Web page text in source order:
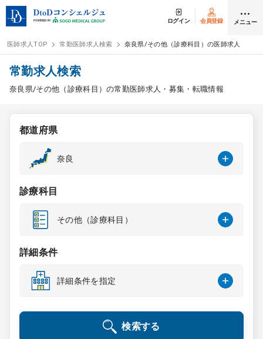
ログイン 会員登録 メニュー
ログイン
医師求人
常勤検索
スポット検索
DtoDの転職・
コンサルタント
成功事例
医師求人TOP 常勤医師求人検索 奈良県/その他（診療科目）の医師求人
常勤求人検索
奈良県/その他（診療科目）の常勤医師求人・募集・転職情報
都道府県
奈良
診療科目
その他（診療科目）
詳細条件
詳細条件を指定
検索する